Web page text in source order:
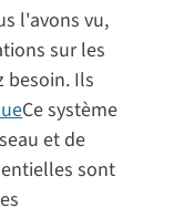
l'avons vu,
sur les
besoin. Ils
Ce système
et de
sont